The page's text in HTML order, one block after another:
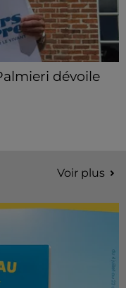
dévoile
Voir plus